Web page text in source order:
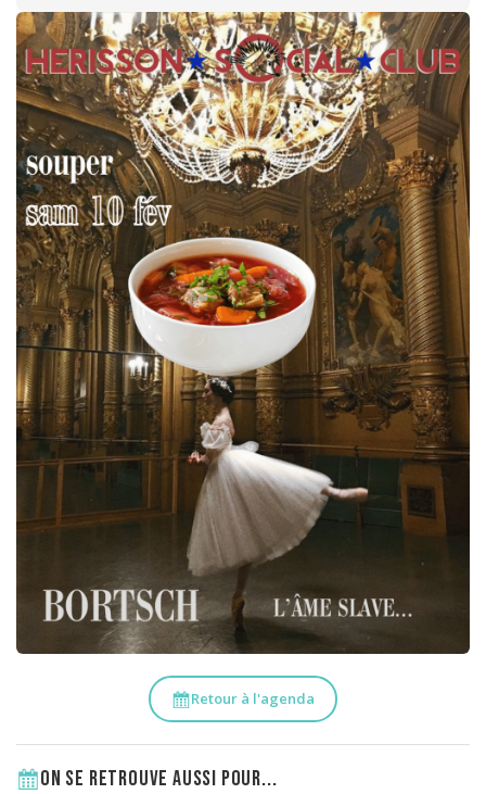
Retour à l'agenda
On se retrouve aussi pour...